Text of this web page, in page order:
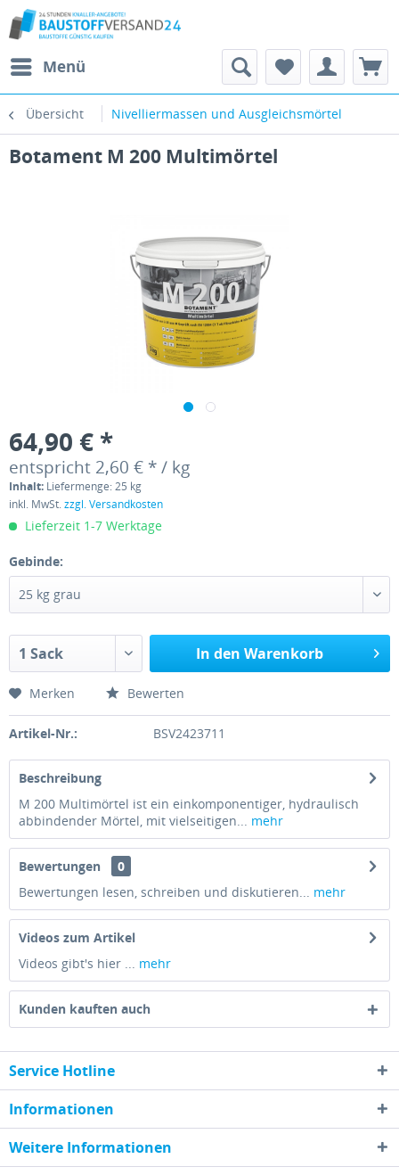
Menü
Übersicht Nivelliermassen und Ausgleichsmörtel
Botament M 200 Multimörtel
64,90 € *
entspricht 2,60 € * / kg
Inhalt: Liefermenge: 25 kg
inkl. MwSt.zzgl. Versandkosten
Lieferzeit 1-7 Werktage
Gebinde:
In den Warenkorb
Merken Bewerten
Artikel-Nr.: BSV2423711
Beschreibung
M 200 Multimörtel ist ein einkomponentiger, hydraulisch
abbindender Mörtel, mit vielseitigen... mehr
Bewertungen
0
Bewertungen lesen, schreiben und diskutieren... mehr
Videos zum Artikel
Videos gibt's hier ... mehr
Kunden kauften auch
Service Hotline
Informationen
Weitere Informationen